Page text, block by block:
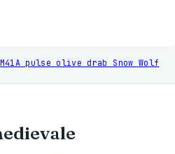
pulse olive drab Snow Wolf